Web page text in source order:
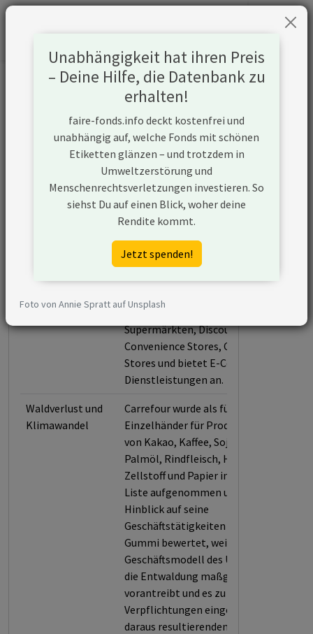
Informationen zum Unternehmen
Carrefour SA
https://www.carrefour.com/en/group
Konflikte
Carrefour SA ist ein in Frankreich
ansässiges Unternehmen, das
hauptsächlich im
Einzelhandelsvertrieb tätig ist. Das
(über 12.000)von Hypermärkten,
Supermärkten, Discountern,
Convenience Stores, Cash and Carry-
Stores und bietet E-Commerce-
Dienstleistungen an.
Waldverlust und
Klimawandel
Carrefour wurde als führender
Einzelhänder für Produkte auf Basis
von Kakao, Kaffee, Soja, Leder,
Palmöl, Rindfleisch, Holz sowie
Zellstoff und Papier in die Forest 500-
Liste aufgenommen und zudem in
Hinblick auf seine
Geschäftstätigkeiten in Bezug auf
Gummi bewertet, weil das
Geschäftsmodell des Unternehmens
die Entwaldung maßgeblich
vorantreibt und es zu geringe
Verpflichtungen eingeht, um die
daraus resultierenden Schäden zu
Unabhängigkeit hat ihren Preis
– Deine Hilfe, die Datenbank zu
erhalten!
faire-fonds.info deckt kostenfrei und
unabhängig auf, welche Fonds mit schönen
Etiketten glänzen – und trotzdem in
Umweltzerstörung und
Menschenrechtsverletzungen investieren. So
siehst Du auf einen Blick, woher deine
Rendite kommt.
Jetzt spenden!
Foto von Annie Spratt auf Unsplash